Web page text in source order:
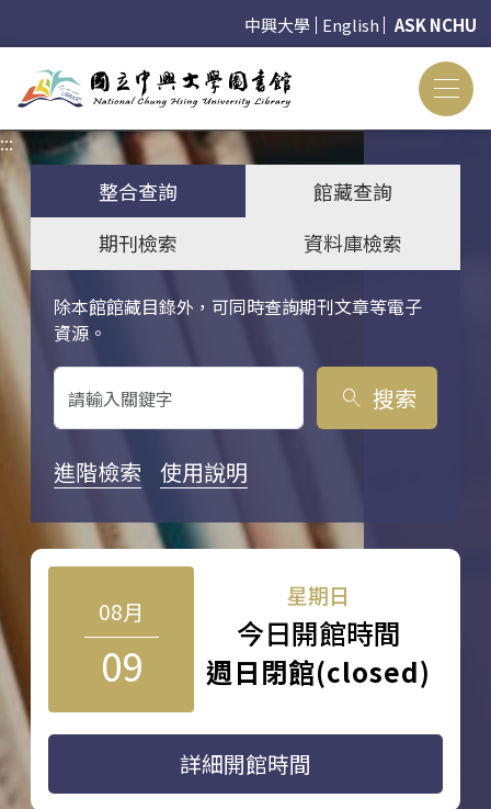
中興大學 English ASK NCHU
:::
整合查詢
館藏查詢
期刊檢索
資料庫檢索
除本館館藏目錄外，可同時查詢期刊文章等電子
資源。
關鍵字搜尋
search 搜索
進階檢索 使用說明
08月
09
星期日
今日開館時間
週日閉館(closed)
詳細開館時間